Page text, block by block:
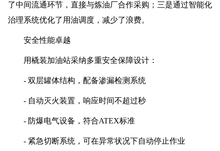
了中间流通环节，直接与炼油厂合作采购；三是通过智能化
治理系统优化了用油调度，减少了浪费。
安全性能卓越
用橇装加油站采纳多重安全保障设计：
- 双层罐体结构，配备渗漏检测系统
- 自动灭火装置，响应时间不超过秒
- 防爆电气设备，符合ATEX标准
- 紧急切断系统，可在异常状况下自动停止作业